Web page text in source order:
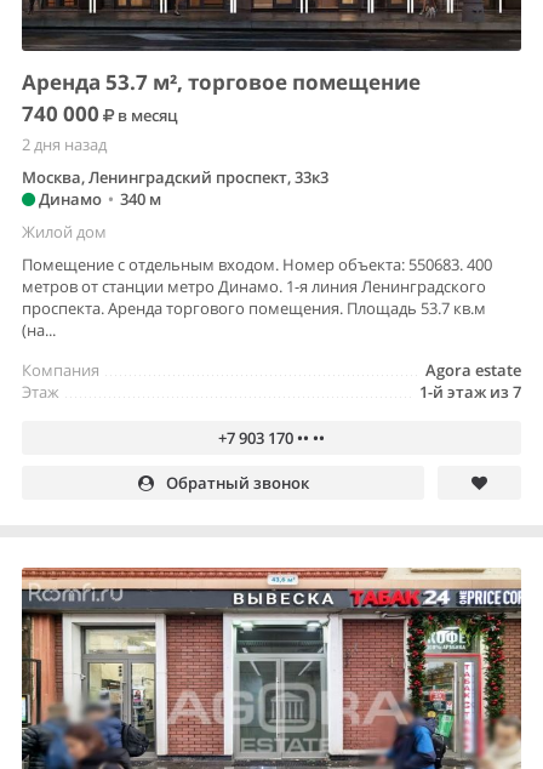
Аренда 53.7 м², торговое помещение
740 000
в месяц
2 дня назад
Москва, Ленинградский проспект, 33к3
Динамо • 340 м
Жилой дом
Помещение с отдельным входом. Номер объекта: 550683. 400
метров от станции метро Динамо. 1-я линия Ленинградского
проспекта. Аренда торгового помещения. Площадь 53.7 кв.м
(на...
Agora estate
Компания
1-й этаж из 7
Этаж
+7 903 170 •• ••
Обратный звонок